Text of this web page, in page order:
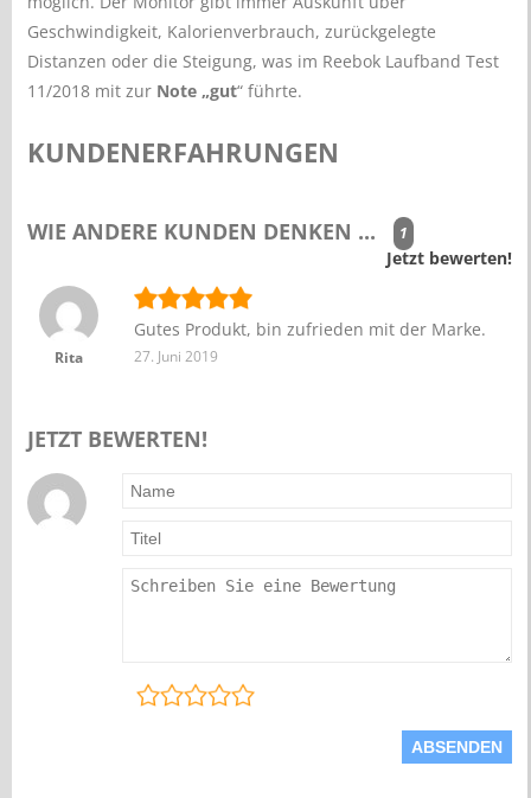
Geschwindigkeit, Kalorienverbrauch, zurückgelegte
Distanzen oder die Steigung, was im Reebok Laufband Test
11/2018 mit zur Note „gut“ führte.
KUNDENERFAHRUNGEN
WIE ANDERE KUNDEN DENKEN ... 1
Jetzt bewerten!
Rita
Gutes Produkt, bin zufrieden mit der Marke.
27. Juni 2019
JETZT BEWERTEN!